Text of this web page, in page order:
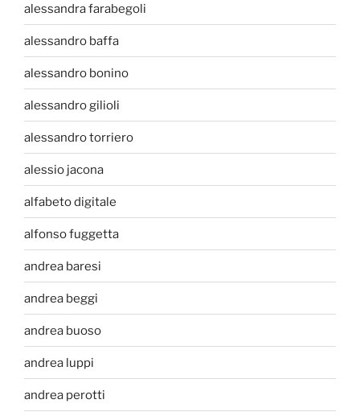
alessandra farabegoli
alessandro baffa
alessandro bonino
alessandro gilioli
alessandro torriero
alessio jacona
alfabeto digitale
alfonso fuggetta
andrea baresi
andrea beggi
andrea buoso
andrea luppi
andrea perotti